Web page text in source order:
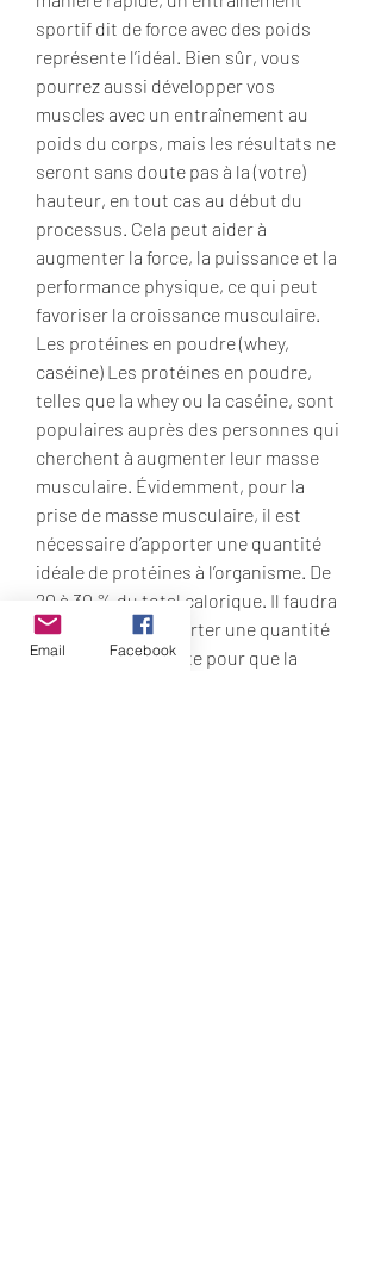
sportif dit de force avec des poids
représente l’idéal. Bien sûr, vous
pourrez aussi développer vos
muscles avec un entraînement au
poids du corps, mais les résultats ne
seront sans doute pas à la (votre)
hauteur, en tout cas au début du
processus. Cela peut aider à
augmenter la force, la puissance et la
performance physique, ce qui peut
favoriser la croissance musculaire.
Les protéines en poudre (whey,
caséine) Les protéines en poudre,
telles que la whey ou la caséine, sont
populaires auprès des personnes qui
cherchent à augmenter leur masse
musculaire. Évidemment, pour la
prise de masse musculaire, il est
nécessaire d’apporter une quantité
idéale de protéines à l’organisme. De
20 à 30 % du total calorique. Il faudra
également lui apporter une quantité
de lipides suffisante pour que la
Email Facebook